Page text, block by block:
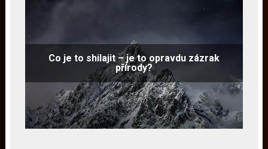
Co je to shilajit – je to opravdu zázrak
přírody?